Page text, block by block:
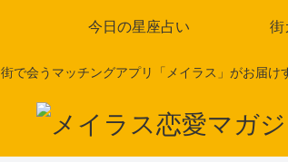
街で会うマッチングアプリ「メイラス」がお届け
今日の星座占い 街